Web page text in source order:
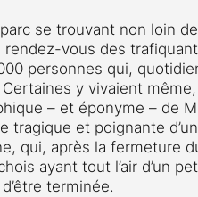
se trouvant non loin
vous des
personnes qui,
y vivaient
– et éponyme – de
tragique et poignante
qui, après la fermeture
ayant tout l’air d’un
terminée.